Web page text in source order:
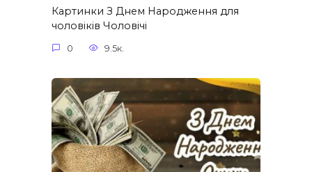
Картинки З Днем Народження для
чоловіків​ Чоловічі
0 9.5к.